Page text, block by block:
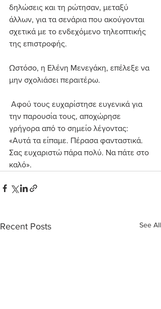
δηλώσεις και τη ρώτησαν, μεταξύ
άλλων, για τα σενάρια που ακούγονται
σχετικά με το ενδεχόμενο τηλεοπτικής
της επιστροφής.
Ωστόσο, η Ελένη Μενεγάκη, επέλεξε να
μην σχολιάσει περαιτέρω.
την παρουσία τους, αποχώρησε
γρήγορα από το σημείο λέγοντας:
«Αυτά τα είπαμε. Πέρασα φανταστικά.
Σας ευχαριστώ πάρα πολύ. Να πάτε στο
καλό».
Recent Posts See All